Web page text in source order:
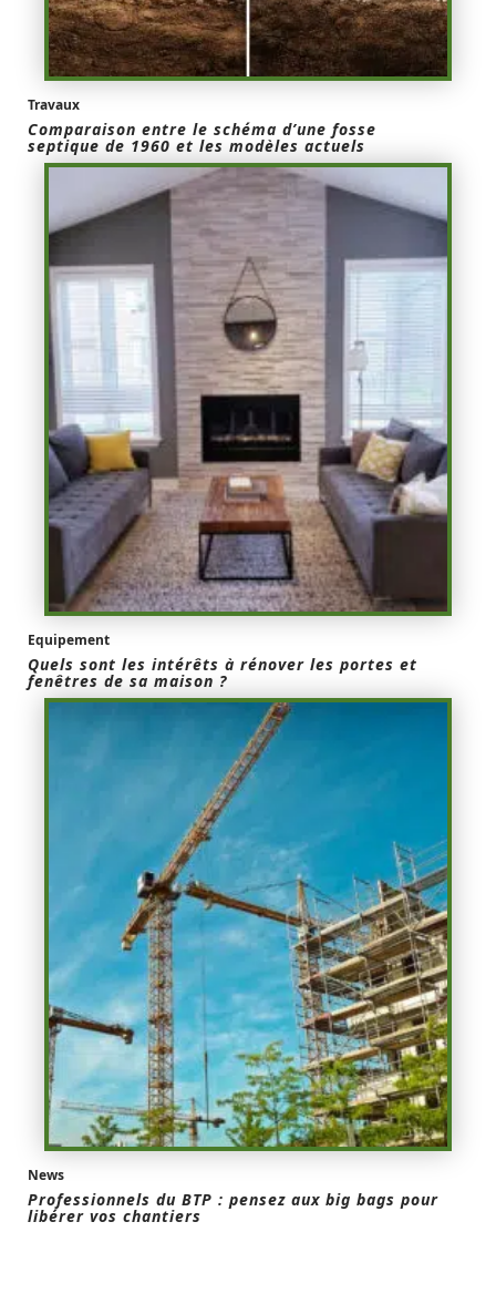
Travaux
Comparaison entre le schéma d’une fosse
septique de 1960 et les modèles actuels
Equipement
Quels sont les intérêts à rénover les portes et
fenêtres de sa maison ?
News
Professionnels du BTP : pensez aux big bags pour
libérer vos chantiers